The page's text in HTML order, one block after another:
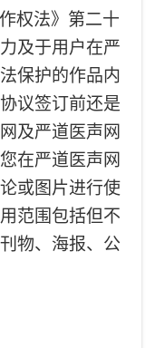
权法》第二十
及于用户在严
保护的作品内
议签订前还是
及严道医声网
在严道医声网
或图片进行使
范围包括但不
物、海报、公